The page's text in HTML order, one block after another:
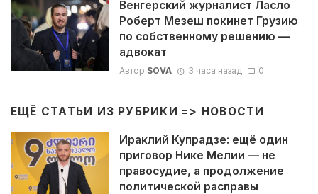
Венгерский журналист Ласло
Роберт Мезеш покинет Грузию
по собственному решению —
адвокат
Автор SOVA 3 часа назад 0
ЕЩЁ СТАТЬИ ИЗ РУБРИКИ => НОВОСТИ
Ираклий Купрадзе: ещё один
приговор Нике Мелии — не
правосудие, а продолжение
политической расправы